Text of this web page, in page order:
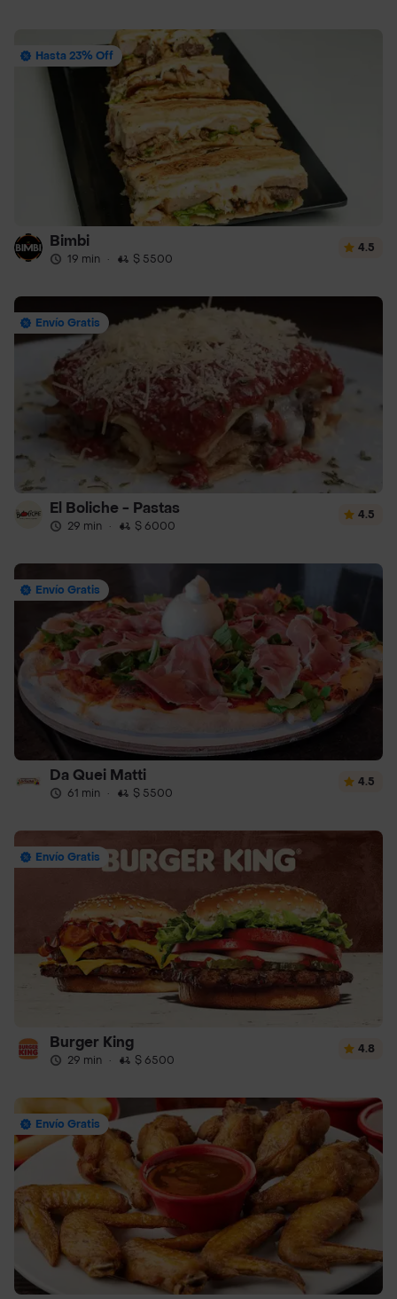
Hasta 23% Off
Bimbi
19 min · $ 5500
4.5
Envío Gratis
El Boliche - Pastas
29 min · $ 6000
4.5
Envío Gratis
Da Quei Matti
61 min · $ 5500
4.5
Envío Gratis
Burger King
29 min · $ 6500
4.8
Envío Gratis